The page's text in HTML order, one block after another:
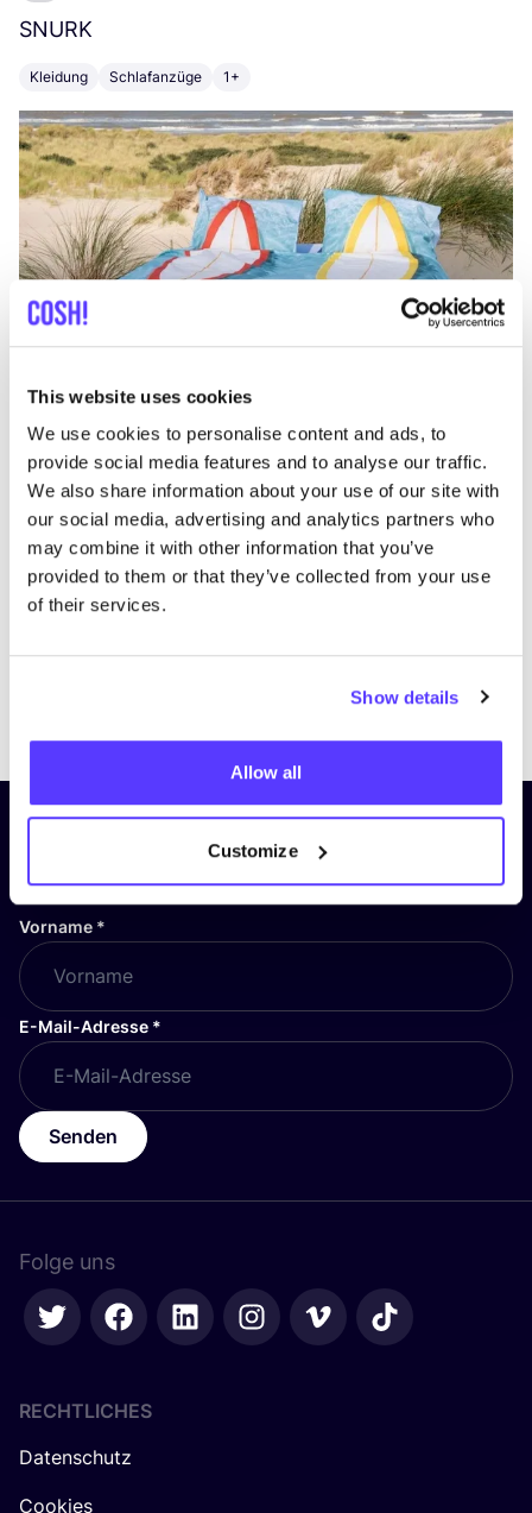
This website uses cookies
We use cookies to personalise content and ads, to
provide social media features and to analyse our traffic.
We also share information about your use of our site with
our social media, advertising and analytics partners who
may combine it with other information that you’ve
provided to them or that they’ve collected from your use
of their services.
Show details
Allow all
Customize
SNURK
Kleidung Schlafanzüge 1+
PreviousNext
Abonniere unseren Newsletter
und bleibe auf dem Laufenden!
Vorname *
E-Mail-Adresse *
Senden
Folge uns
RECHTLICHES
Datenschutz
Cookies